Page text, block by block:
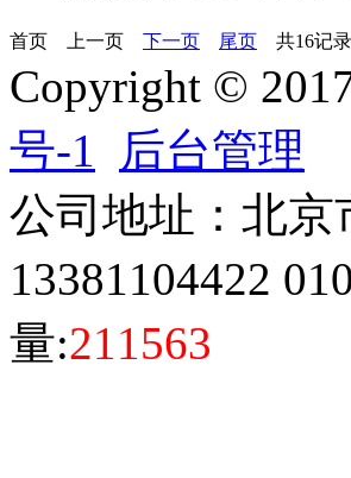
首页 上一页 下一页 尾页 共16记
Copyright ©
号-1
后台管理
公司地址：北
13381104422
量:211563